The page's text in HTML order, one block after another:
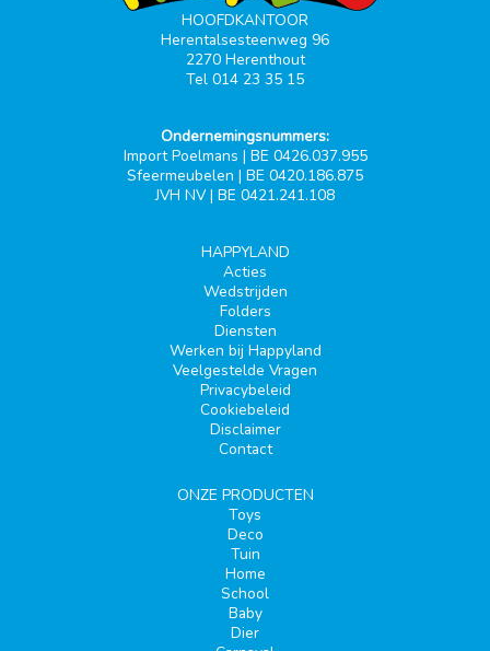
HOOFDKANTOOR
Herentalsesteenweg 96
2270 Herenthout
Tel 014 23 35 15
Ondernemingsnummers:
Import Poelmans | BE 0426.037.955
Sfeermeubelen | BE 0420.186.875
JVH NV | BE 0421.241.108
HAPPYLAND
Acties
Wedstrijden
Folders
Diensten
Werken bij Happyland
Veelgestelde Vragen
Privacybeleid
Cookiebeleid
Disclaimer
Contact
ONZE PRODUCTEN
Toys
Deco
Tuin
Home
School
Baby
Dier